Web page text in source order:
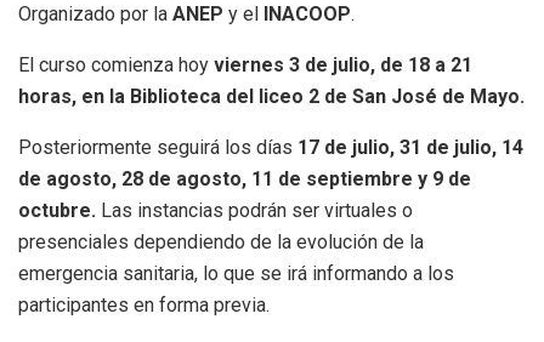
Organizado por la ANEP y el INACOOP.
El curso comienza hoy viernes 3 de julio, de 18 a 21
horas, en la Biblioteca del liceo 2 de San José de Mayo.
Posteriormente seguirá los días 17 de julio, 31 de julio, 14
de agosto, 28 de agosto, 11 de septiembre y 9 de
octubre. Las instancias podrán ser virtuales o
presenciales dependiendo de la evolución de la
emergencia sanitaria, lo que se irá informando a los
participantes en forma previa.